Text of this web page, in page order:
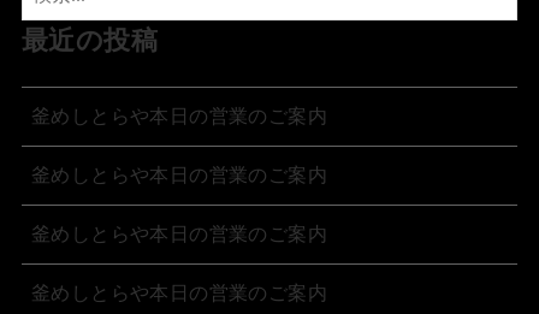
最近の投稿
釜めしとらや本日の営業のご案内
釜めしとらや本日の営業のご案内
釜めしとらや本日の営業のご案内
釜めしとらや本日の営業のご案内